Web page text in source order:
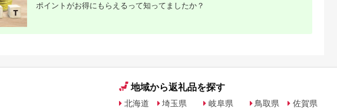
ポイントがお得にもらえるって知ってましたか？
地域から返礼品を探す
北海道
埼玉県
岐阜県
鳥取県
佐賀県